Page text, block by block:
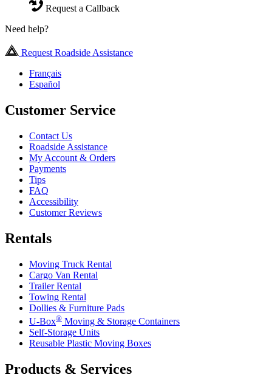
Request a Callback
Need help?
Request Roadside Assistance
Français
Español
Customer Service
Contact Us
Roadside Assistance
My Account & Orders
Payments
Tips
FAQ
Accessibility
Customer Reviews
Rentals
Moving Truck Rental
Cargo Van Rental
Trailer Rental
Towing Rental
Dollies & Furniture Pads
U-Box® Moving & Storage Containers
Self-Storage Units
Reusable Plastic Moving Boxes
Products & Services